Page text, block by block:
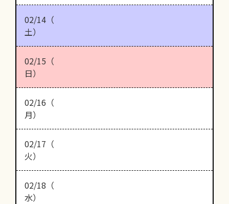
02/14（
土）
02/15（
日）
02/16（
月）
02/17（
火）
02/18（
水）